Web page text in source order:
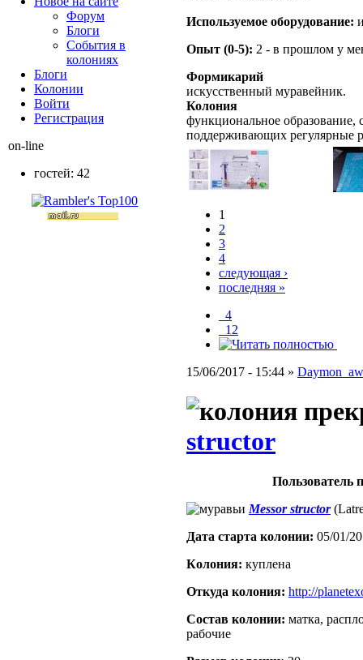
Используемое оборудование:
Опыт (0-5): 2 - в прошлом у
Формикарий
искусственный муравейник.
Колония
функциональное образование,
поддерживающих регулярные
1
2
3
4
следующая ›
последняя »
_4
_12
15/06/2017 - 15:44 » Daymon_aw
structor
Пользователь
Messor structor
Дата старта кoлонии: 05/01/
Кoлония: куплена
Откуда кoлония: http://
Состав кoлонии: матка,
рабочие
Форум
Блоги
События в
колониях
Блоги
Колонии
Войти
Peгиcтpaция
on-line
гостей: 42